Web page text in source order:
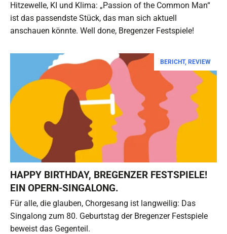
Hitzewelle, KI und Klima: „Passion of the Common Man“
ist das passendste Stück, das man sich aktuell
anschauen könnte. Well done, Bregenzer Festspiele!
BERICHT, REVIEW
HAPPY BIRTHDAY, BREGENZER FESTSPIELE!
EIN OPERN-SINGALONG.
Für alle, die glauben, Chorgesang ist langweilig: Das
Singalong zum 80. Geburtstag der Bregenzer Festspiele
beweist das Gegenteil.